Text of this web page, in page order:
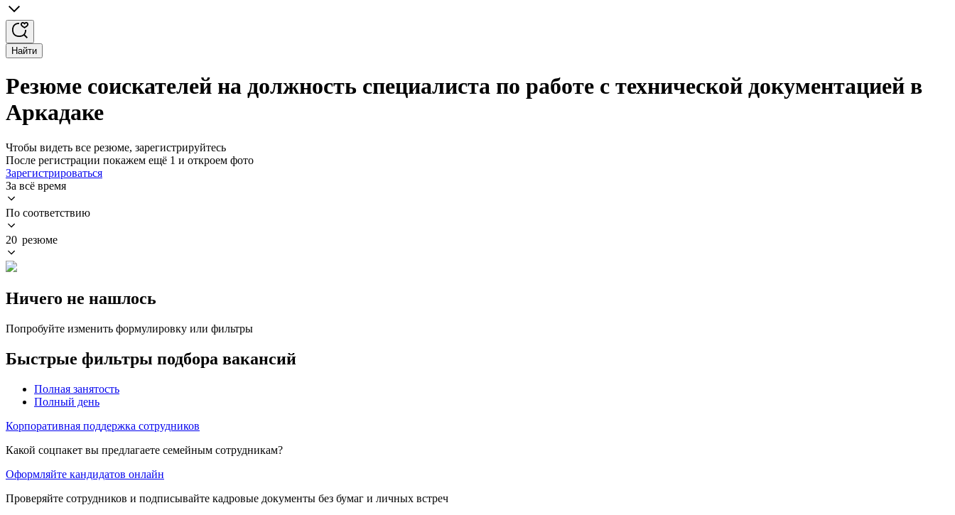
Найти
Резюме соискателей на должность специалиста по работе с технической документацией в
Аркадаке
Чтобы видеть все резюме, зарегистрируйтесь
После регистрации покажем ещё 1 и откроем фото
Зарегистрироваться
За всё время
По соответствию
20 резюме
Ничего не нашлось
Попробуйте изменить формулировку или фильтры
Быстрые фильтры подбора вакансий
Полная занятость
Полный день
Корпоративная поддержка сотрудников
Какой соцпакет вы предлагаете семейным сотрудникам?
Оформляйте кандидатов онлайн
Проверяйте сотрудников и подписывайте кадровые документы без бумаг и личных встреч